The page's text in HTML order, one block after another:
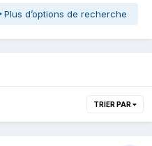
Plus d’options de recherche
TRIER PAR